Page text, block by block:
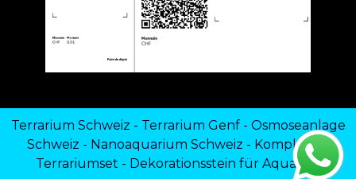
Terrarium Schweiz - Terrarium Genf- Osmoseanlage
Schweiz - Nanoaquarium Schweiz - Komplettes
Terrariumset - Dekorationsstein für Aquarien